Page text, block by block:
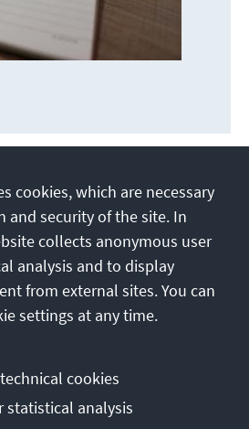
cookies, which are necessary
and security of the site. In
collects anonymous user
analysis and to display
from external sites. You can
settings at any time.
cookies
statistical analysis